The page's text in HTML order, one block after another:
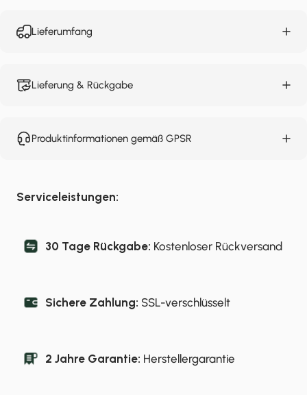
Lieferumfang
Lieferung & Rückgabe
Produktinformationen gemäß GPSR
Serviceleistungen:
30 Tage Rückgabe: Kostenloser Rückversand
Sichere Zahlung: SSL-verschlüsselt
2 Jahre Garantie: Herstellergarantie